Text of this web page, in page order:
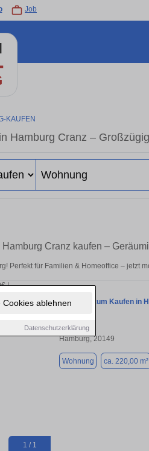
Cookies ablehnen
Datenschutzerklärung
Job
KAUFEN
Hamburg Cranz –
Cranz kaufen –
Perfekt für Familien & Homeoffice – jetzt
1 / 1
Wohnung zum Kaufen in
Hamburg, 20149
Wohnung ca. 220,00 m²